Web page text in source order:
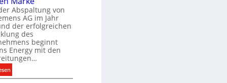
Abspaltung von
AG im Jahr
der erfolgreichen
des
beginnt
Energy mit den
:
S